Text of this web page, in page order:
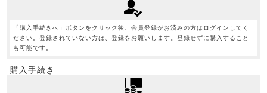
「購入手続きへ」ボタンをクリック後、会員登録がお済みの方はログインしてく
ださい。登録されていない方は、登録をお願いします。登録せずに購入すること
も可能です。
購入手続き